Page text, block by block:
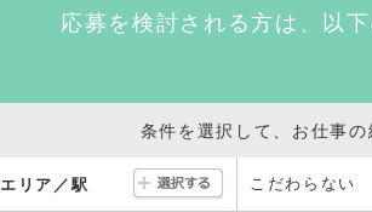
応募を検討される方は、以
条件を選択して、お仕事
エリア／駅 こだわらない